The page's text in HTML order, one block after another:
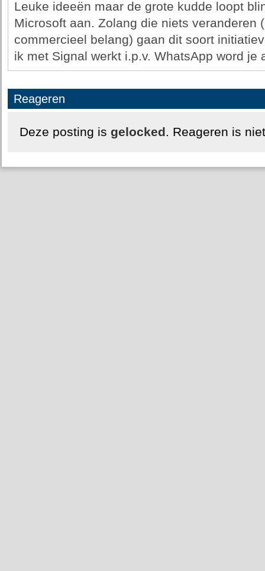
Leuke ideeën maar de grote kudde loopt
Microsoft aan. Zolang die niets veranderen
commercieel belang) gaan dit soort
ik met Signal werkt i.p.v. WhatsApp word je
Reageren
Deze posting is gelocked. Reageren is